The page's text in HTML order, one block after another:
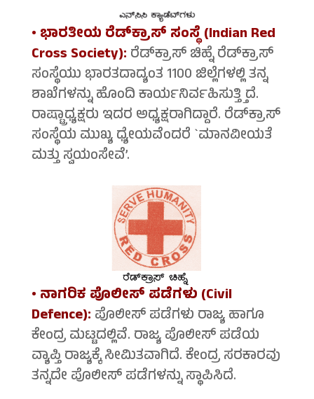
• ಭಾರತೀಯ ರೆಡ್‍ಕ್ರಾಸ್ ಸಂಸ್ಥೆ (Indian Red
Cross Society): ರೆಡ್‍ಕ್ರಾಸ್ ಚಿಹ್ನೆ ರೆಡ್‍ಕ್ರಾಸ್
ಸಂಸ್ಥೆಯು ಭಾರತದಾದ್ಯಂತ 1100 ಜಿಲ್ಲೆಗಳಲ್ಲಿ ತನ್ನ
ಶಾಖೆಗಳನ್ನು ಹೊಂದಿ ಕಾರ್ಯನಿರ್ವಹಿಸುತ್ತ್ತಿದೆ.
ರಾಷ್ಟ್ರಾಧ್ಯಕ್ಷರು ಇದರ ಅಧ್ಯಕ್ಷರಾಗಿದ್ದಾರೆ. ರೆಡ್‍ಕ್ರಾಸ್
ಸಂಸ್ಥೆಯ ಮುಖ್ಯ ಧ್ಯೇಯವೆಂದರೆ `ಮಾನವೀಯತೆ
ಮತ್ತು ಸ್ವಯಂಸೇವೆ’.
• ನಾಗರಿಕ ಪೊಲೀಸ್ ಪಡೆಗಳು (Civil
Defence): ಪೊಲೀಸ್ ಪಡೆಗಳು ರಾಜ್ಯ ಹಾಗೂ
ಕೇಂದ್ರ ಮಟ್ಟದಲ್ಲಿವೆ. ರಾಜ್ಯ ಪೊಲೀಸ್ ಪಡೆಯ
ವ್ಯಾಪ್ತಿ ರಾಜ್ಯಕ್ಕೆ ಸೀಮಿತವಾಗಿದೆ. ಕೇಂದ್ರ ಸರಕಾರವು
ತನ್ನದೇ ಪೊಲೀಸ್ ಪಡೆಗಳನ್ನು ಸ್ಥಾಪಿಸಿದೆ.